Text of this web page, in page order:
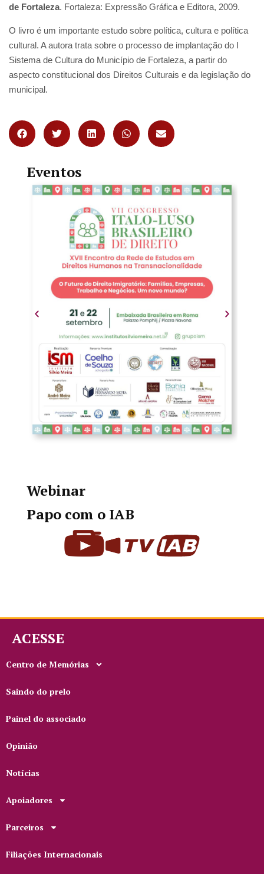
de Fortaleza. Fortaleza: Expressão Gráfica e Editora, 2009.
O livro é um importante estudo sobre política, cultura e política
cultural. A autora trata sobre o processo de implantação do I
Sistema de Cultura do Município de Fortaleza, a partir do
aspecto constitucional dos Direitos Culturais e da legislação do
municipal.
Eventos
Webinar
Papo com o IAB
ACESSE
Centro de Memórias
Saindo do prelo
Painel do associado
Opinião
Notícias
Apoiadores
Parceiros
Filiações Internacionais